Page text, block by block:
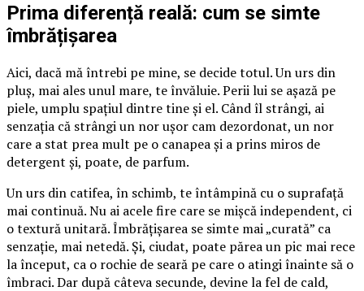
Prima diferență reală: cum se simte
îmbrățișarea
Aici, dacă mă întrebi pe mine, se decide totul. Un urs din
pluș, mai ales unul mare, te învăluie. Perii lui se așază pe
piele, umplu spațiul dintre tine și el. Când îl strângi, ai
senzația că strângi un nor ușor cam dezordonat, un nor
care a stat prea mult pe o canapea și a prins miros de
detergent și, poate, de parfum.
Un urs din catifea, în schimb, te întâmpină cu o suprafață
mai continuă. Nu ai acele fire care se mișcă independent, ci
o textură unitară. Îmbrățișarea se simte mai „curată” ca
senzație, mai netedă. Și, ciudat, poate părea un pic mai rece
la început, ca o rochie de seară pe care o atingi înainte să o
îmbraci. Dar după câteva secunde, devine la fel de cald,